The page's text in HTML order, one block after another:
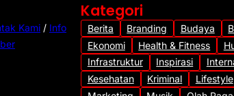
Kami / Info
Kategori
Berita Branding Budaya
Ekonomi
Health & Fitness
Infrastruktur
Inspirasi
Kesehatan
Kriminal
Lifestyle